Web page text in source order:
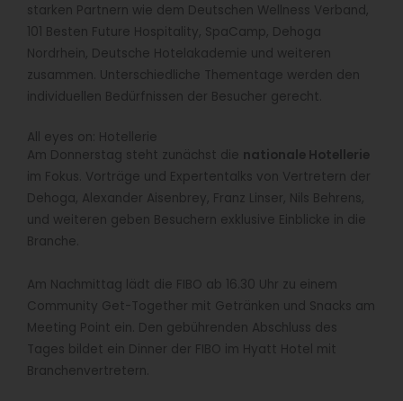
starken Partnern wie dem Deutschen Wellness Verband,
101 Besten Future Hospitality, SpaCamp, Dehoga
Nordrhein, Deutsche Hotelakademie und weiteren
zusammen. Unterschiedliche Thementage werden den
individuellen Bedürfnissen der Besucher gerecht.
All eyes on: Hotellerie
Am Donnerstag steht zunächst die nationale Hotellerie
im Fokus. Vorträge und Expertentalks von Vertretern der
Dehoga, Alexander Aisenbrey, Franz Linser, Nils Behrens,
und weiteren geben Besuchern exklusive Einblicke in die
Branche.
Am Nachmittag lädt die FIBO ab 16.30 Uhr zu einem
Community Get-Together mit Getränken und Snacks am
Meeting Point ein. Den gebührenden Abschluss des
Tages bildet ein Dinner der FIBO im Hyatt Hotel mit
Branchenvertretern.